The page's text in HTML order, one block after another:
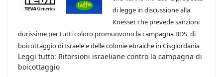
di legge in discussione alla
Knesset che prevede sanzioni
durissime per tutti coloro promuovono la campagna BDS, di
boicottaggio di Israele e delle colonie ebraiche in Cisgiordania
Leggi tutto: Ritorsioni israeliane contro la campagna di
boicottaggio